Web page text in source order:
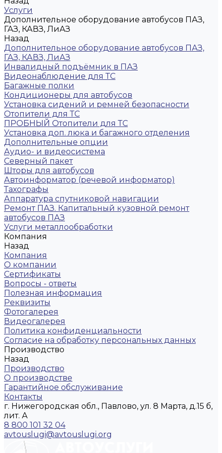
Услуги
Дополнительное оборудование автобусов ПАЗ,
ГАЗ, КАВЗ, ЛиАЗ
Назад
Дополнительное оборудование автобусов ПАЗ,
ГАЗ, КАВЗ, ЛиАЗ
Инвалидный подъёмник в ПАЗ
Видеонаблюдение для ТС
Багажные полки
Кондиционеры для автобусов
Установка сидений и ремней безопасности
Отопители для ТС
ПРОБНЫЙ Отопители для ТС
Установка доп. люка и багажного отделения
Дополнительные опции
Аудио- и видеосистема
Северный пакет
Шторы для автобусов
Автоинформатор (речевой информатор)
Тахографы
Аппаратура спутниковой навигации
Ремонт ПАЗ. Капитальный кузовной ремонт
автобусов ПАЗ
Услуги металлообработки
Компания
Назад
Компания
О компании
Сертификаты
Вопросы - ответы
Полезная информация
Реквизиты
Фотогалерея
Видеогалерея
Политика конфиденциальности
Согласие на обработку персональных данных
Производство
Назад
Производство
О производстве
Гарантийное обслуживание
Контакты
г. Нижегородская обл., Павлово, ул. 8 Марта, д.15 б,
лит. А
8 800 101 32 04
avtouslugi@avtouslugi.org